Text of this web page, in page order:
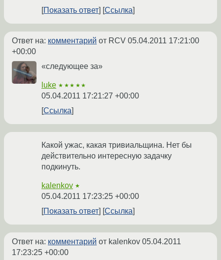
Показать ответ
Ссылка
Ответ на: комментарий от RCV 05.04.2011 17:21:00
+00:00
«следующее за»
luke ★★★★★
05.04.2011 17:21:27 +00:00
Ссылка
Какой ужас, какая тривиальщина. Нет бы
действительно интересную задачку
подкинуть.
kalenkov ★
05.04.2011 17:23:25 +00:00
Показать ответ
Ссылка
Ответ на: комментарий от kalenkov 05.04.2011
17:23:25 +00:00